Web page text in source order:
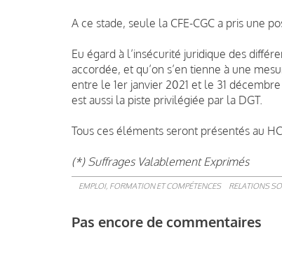
A ce stade, seule la CFE-CGC a pris une
Eu égard à l’insécurité juridique des
accordée, et qu’on s’en tienne à une
entre le 1er janvier 2021 et le 31
est aussi la piste privilégiée par la DGT.
Tous ces éléments seront présentés au
(*) Suffrages Valablement Exprimés
EMPLOI, FORMATION ET COMPÉTENCES RELATIONS
Pas encore de commentaires